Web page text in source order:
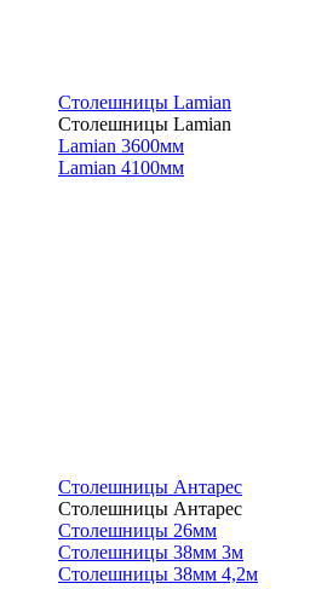
Столешницы Lamian
Столешницы Lamian
Lamian 3600мм
Lamian 4100мм
Столешницы Антарес
Столешницы Антарес
Столешницы 26мм
Столешницы 38мм 3м
Столешницы 38мм 4,2м